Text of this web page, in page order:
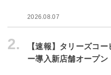
2026.08.07
2.
【速報】タリーズコ
ー導入新店舗オープン